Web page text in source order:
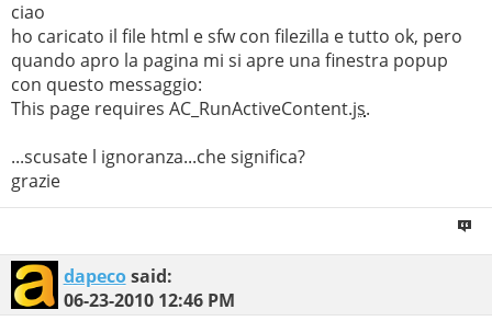
ciao
ho caricato il file html e sfw con filezilla e tutto ok, pero
quando apro la pagina mi si apre una finestra popup
con questo messaggio:
This page requires AC_RunActiveContent.js.
...scusate l ignoranza...che significa?
grazie
dapecosaid:
06-23-2010 12:46 PM